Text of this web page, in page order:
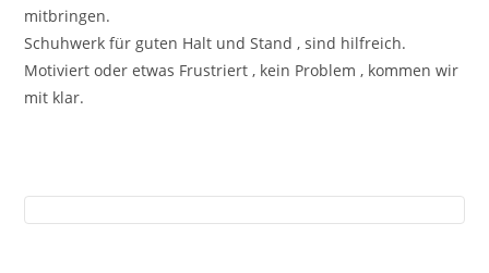
mitbringen.
Schuhwerk für guten Halt und Stand , sind hilfreich.
Motiviert oder etwas Frustriert , kein Problem , kommen wir
mit klar.